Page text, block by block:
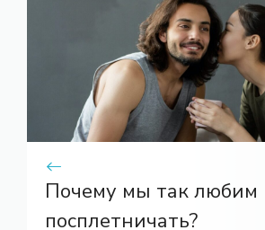
Почему мы так любим
посплетничать?